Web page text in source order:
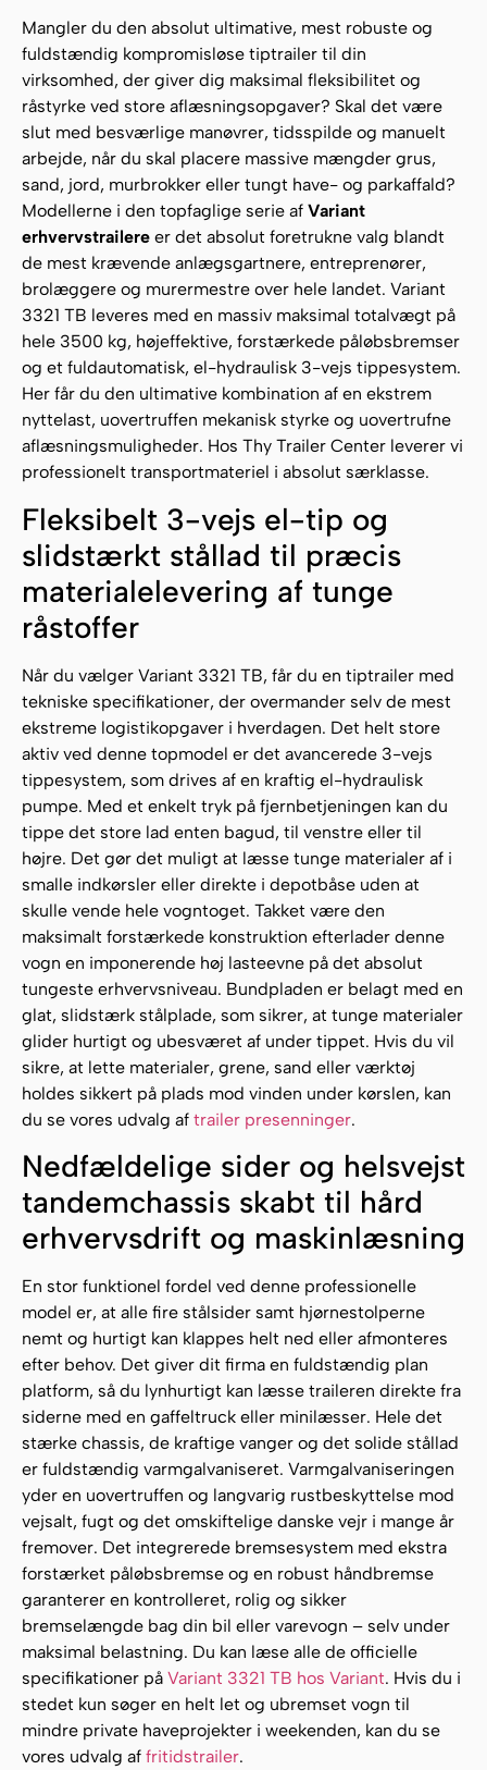
Mangler du den absolut ultimative, mest robuste og
fuldstændig kompromisløse tiptrailer til din
virksomhed, der giver dig maksimal fleksibilitet og
råstyrke ved store aflæsningsopgaver? Skal det være
slut med besværlige manøvrer, tidsspilde og manuelt
arbejde, når du skal placere massive mængder grus,
sand, jord, murbrokker eller tungt have- og parkaffald?
Modellerne i den topfaglige serie af Variant
erhvervstrailere er det absolut foretrukne valg blandt
de mest krævende anlægsgartnere, entreprenører,
brolæggere og murermestre over hele landet. Variant
3321 TB leveres med en massiv maksimal totalvægt på
hele 3500 kg, højeffektive, forstærkede påløbsbremser
og et fuldautomatisk, el-hydraulisk 3-vejs tippesystem.
Her får du den ultimative kombination af en ekstrem
nyttelast, uovertruffen mekanisk styrke og uovertrufne
aflæsningsmuligheder. Hos Thy Trailer Center leverer vi
professionelt transportmateriel i absolut særklasse.
Fleksibelt 3-vejs el-tip og
slidstærkt stållad til præcis
materialelevering af tunge
råstoffer
Når du vælger Variant 3321 TB, får du en tiptrailer med
tekniske specifikationer, der overmander selv de mest
ekstreme logistikopgaver i hverdagen. Det helt store
aktiv ved denne topmodel er det avancerede 3-vejs
tippesystem, som drives af en kraftig el-hydraulisk
pumpe. Med et enkelt tryk på fjernbetjeningen kan du
tippe det store lad enten bagud, til venstre eller til
højre. Det gør det muligt at læsse tunge materialer af i
smalle indkørsler eller direkte i depotbåse uden at
skulle vende hele vogntoget. Takket være den
maksimalt forstærkede konstruktion efterlader denne
vogn en imponerende høj lasteevne på det absolut
tungeste erhvervsniveau. Bundpladen er belagt med en
glat, slidstærk stålplade, som sikrer, at tunge materialer
glider hurtigt og ubesværet af under tippet. Hvis du vil
sikre, at lette materialer, grene, sand eller værktøj
holdes sikkert på plads mod vinden under kørslen, kan
du se vores udvalg af trailer presenninger.
Nedfældelige sider og helsvejst
tandemchassis skabt til hård
erhvervsdrift og maskinlæsning
En stor funktionel fordel ved denne professionelle
model er, at alle fire stålsider samt hjørnestolperne
nemt og hurtigt kan klappes helt ned eller afmonteres
efter behov. Det giver dit firma en fuldstændig plan
platform, så du lynhurtigt kan læsse traileren direkte fra
siderne med en gaffeltruck eller minilæsser. Hele det
stærke chassis, de kraftige vanger og det solide stållad
er fuldstændig varmgalvaniseret. Varmgalvaniseringen
yder en uovertruffen og langvarig rustbeskyttelse mod
vejsalt, fugt og det omskiftelige danske vejr i mange år
fremover. Det integrerede bremsesystem med ekstra
forstærket påløbsbremse og en robust håndbremse
garanterer en kontrolleret, rolig og sikker
bremselængde bag din bil eller varevogn – selv under
maksimal belastning. Du kan læse alle de officielle
specifikationer på Variant 3321 TB hos Variant. Hvis du i
stedet kun søger en helt let og ubremset vogn til
mindre private haveprojekter i weekenden, kan du se
vores udvalg af fritidstrailer.